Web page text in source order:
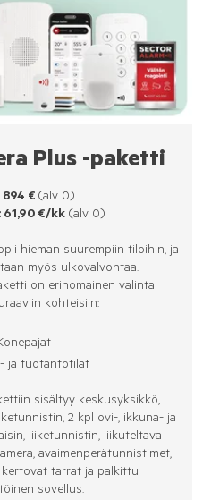
Plus -paketti
894 € (alv 0)
61,90 €/kk (alv 0)
hieman suurempiin tiloihin, ja
myös ulkovalvontaa.
on erinomainen valinta
kohteisiin:
ja tuotantotilat
sisältyy keskusyksikkö,
2 kpl ovi-, ikkuna- ja
liiketunnistin, liikuteltava
avaimenperätunnistimet,
tarrat ja palkittu
sovellus.